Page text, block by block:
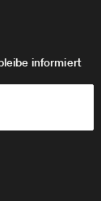
informiert